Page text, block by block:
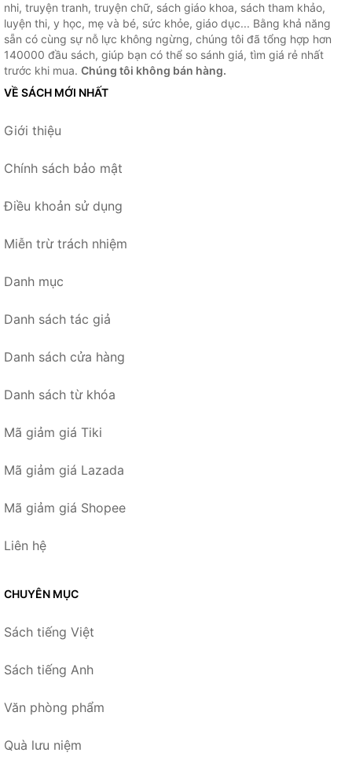
nhi, truyện tranh, truyện chữ, sách giáo khoa, sách tham khảo,
luyện thi, y học, mẹ và bé, sức khỏe, giáo dục... Bằng khả năng
sẵn có cùng sự nỗ lực không ngừng, chúng tôi đã tổng hợp hơn
140000 đầu sách, giúp bạn có thể so sánh giá, tìm giá rẻ nhất
trước khi mua. Chúng tôi không bán hàng.
VỀ SÁCH MỚI NHẤT
Giới thiệu
Chính sách bảo mật
Điều khoản sử dụng
Miễn trừ trách nhiệm
Danh mục
Danh sách tác giả
Danh sách cửa hàng
Danh sách từ khóa
Mã giảm giá Tiki
Mã giảm giá Lazada
Mã giảm giá Shopee
Liên hệ
CHUYÊN MỤC
Sách tiếng Việt
Sách tiếng Anh
Văn phòng phẩm
Quà lưu niệm